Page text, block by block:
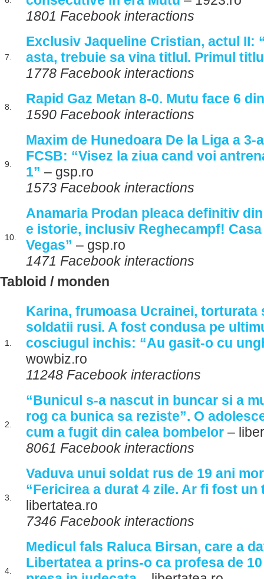
1801 Facebook interactions
7.
Exclusiv Jaqueline Cristian, actul II:
asta, trebuie sa vina titlul. Primul
1778 Facebook interactions
8.
Rapid Gaz Metan 8-0. Mutu face 6
1590 Facebook interactions
9.
Maxim de Hunedoara De la Liga a 3-
FCSB: “Visez la ziua cand voi
1” – gsp.ro
1573 Facebook interactions
10.
Anamaria Prodan pleaca definitiv
e istorie, inclusiv Reghecampf! Casa
Vegas” – gsp.ro
1471 Facebook interactions
Tabloid / monden
1.
Karina, frumoasa Ucrainei, torturata
soldatii rusi. A fost condusa pe
cosciugul inchis: “Au gasit-o cu
wowbiz.ro
11248 Facebook interactions
2.
“Bunicul s-a nascut in buncar si a
rog ca bunica sa reziste”. O
cum a fugit din calea bombelor –
8061 Facebook interactions
3.
Vaduva unui soldat rus de 19 ani
“Fericirea a durat 4 zile. Ar fi fost un
libertatea.ro
7346 Facebook interactions
4.
Medicul fals Raluca Birsan, care a
Libertatea a prins-o ca profesa de